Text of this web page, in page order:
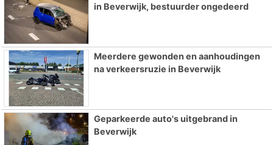
in Beverwijk, bestuurder ongedeerd
Meerdere gewonden en aanhoudingen
na verkeersruzie in Beverwijk
Geparkeerde auto's uitgebrand in
Beverwijk